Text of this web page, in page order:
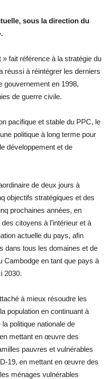
sous la direction du
» fait référence à la stratégie du
réussi à réintégrer les derniers
gouvernement en 1998,
de guerre civile.
pacifique et stable du PPC, le
politique à long terme pour
développement et de
de deux jours à
objectifs stratégiques et des
prochaines années, en
citoyens à l’intérieur et à
actuelle du pays, afin
dans tous les domaines et de
Cambodge en tant que pays à
2030.
à mieux résoudre les
population en continuant à
politique nationale de
mettant en œuvre des
pauvres et vulnérables
19, en mettant en œuvre des
ménages vulnérables